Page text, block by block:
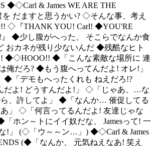
◆◇Carl & James WE ARE THE
だますと思うかい? ◇そんな事、考え
◇『THANK YOU! Carl! ◆YOU'RE
』 ◆少し腹がへった、 そこらでなんか食
おカネが残り少ないんだ ◆残酷なヒト
! ◆◇HOOO!! ◆「こんな素敵な場所に 連
俺だろ? ◆もう腹へってんだよ! オレ!」
「デモもへったくれも ねえだろ!?
だよ! どうすんだよ!」 ◇「じゃあ、…な
ら、許してよ」 ◆「なんか… 催促してる
」 ◇「何言ってるんだよ! 友達じゃな
ホン～トにイイ奴だな、 Jamesって! 一
!」 (◇「ウ～～ン…」) ◆◇Carl & James
(◆「なんか、 元気ねえなあ! 笑え